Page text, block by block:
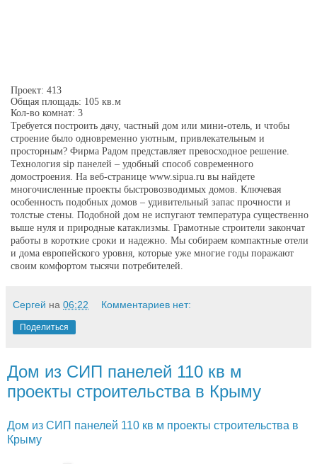
Проект: 413
Общая площадь: 105 кв.м
Кол-во комнат: 3
Требуется построить дачу, частный дом или мини-отель, и чтобы
строение было одновременно уютным, привлекательным и
просторным? Фирма Радом представляет превосходное решение.
Технология sip панелей – удобный способ современного
домостроения. На веб-странице www.sipua.ru вы найдете
многочисленные проекты быстровозводимых домов. Ключевая
особенность подобных домов – удивительный запас прочности и
толстые стены. Подобной дом не испугают температура существенно
выше нуля и природные катаклизмы. Грамотные строители закончат
работы в короткие сроки и надежно. Мы собираем компактные отели
и дома европейского уровня, которые уже многие годы поражают
своим комфортом тысячи потребителей.
Сергей на 06:22 Комментариев нет:
Поделиться
Дом из СИП панелей 110 кв м
проекты строительства в Крыму
Дом из СИП панелей 110 кв м проекты строительства в
Крыму